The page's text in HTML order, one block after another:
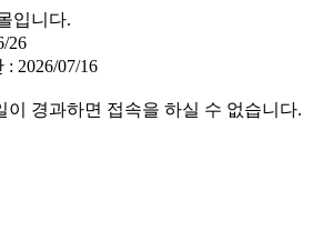
입니다.
26
2026/07/16
이 경과하면 접속을 하실 수 없습니다.